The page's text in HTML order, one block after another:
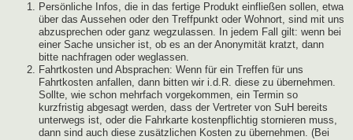
Persönliche Infos, die in das fertige Produkt einfließen sollen, etwa
über das Aussehen oder den Treffpunkt oder Wohnort, sind mit uns
abzusprechen oder ganz wegzulassen. In jedem Fall gilt: wenn bei
einer Sache unsicher ist, ob es an der Anonymität kratzt, dann
bitte nachfragen oder weglassen.
Fahrtkosten und Absprachen: Wenn für ein Treffen für uns
Fahrtkosten anfallen, dann bitten wir i.d.R. diese zu übernehmen.
Sollte, wie schon mehrfach vorgekommen, ein Termin so
kurzfristig abgesagt werden, dass der Vertreter von SuH bereits
unterwegs ist, oder die Fahrkarte kostenpflichtig stornieren muss,
dann sind auch diese zusätzlichen Kosten zu übernehmen. (Bei